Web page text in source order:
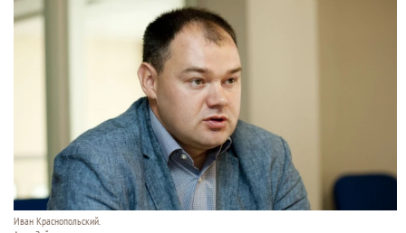
Иван Краснопольский.